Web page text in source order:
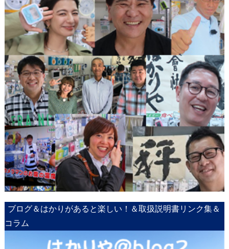
ブログ＆はかりがあると楽しい！＆取扱説明書リンク集＆
コラム